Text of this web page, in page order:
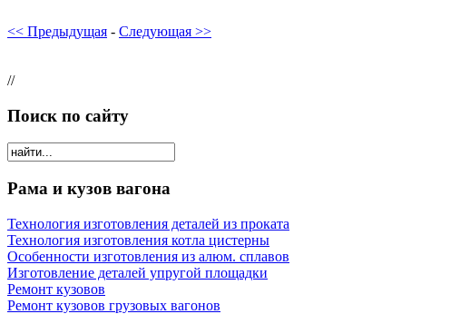
<< Предыдущая - Следующая >>
//
Поиск по сайту
Рама и кузов вагона
Технология изготовления деталей из проката
Технология изготовления котла цистерны
Особенности изготовления из алюм. сплавов
Изготовление деталей упругой площадки
Ремонт кузовов
Ремонт кузовов грузовых вагонов